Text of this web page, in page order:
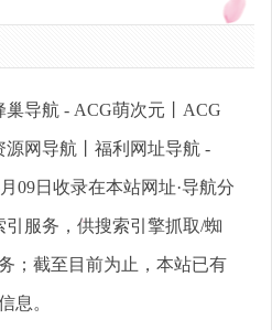
导航 - ACG萌次元丨ACG
网导航丨福利网址导航 -
09日收录在本站网址·导航分
服务，供搜索引擎抓取/蜘
；截至目前为止，本站已有
息。